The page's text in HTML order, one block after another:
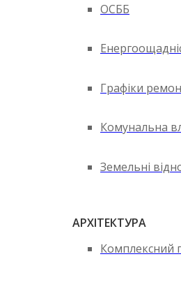
ОСББ
Графіки
Комунальна
Земельні
АРХІТЕКТУРА
Комплексний